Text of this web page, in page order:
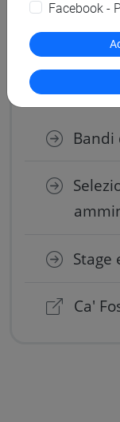
Verso il
Bandi
Stage
Ca'
Facebook -